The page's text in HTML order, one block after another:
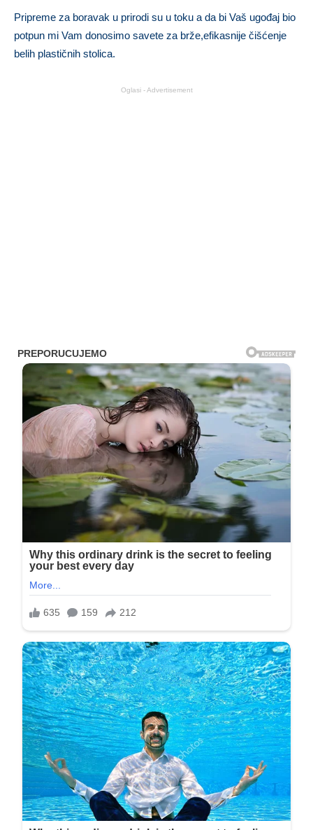
Pripreme za boravak u prirodi su u toku a da bi Vaš ugođaj bio
potpun mi Vam donosimo savete za brže,efikasnije čišćenje
belih plastičnih stolica.
Oglasi - Advertisement